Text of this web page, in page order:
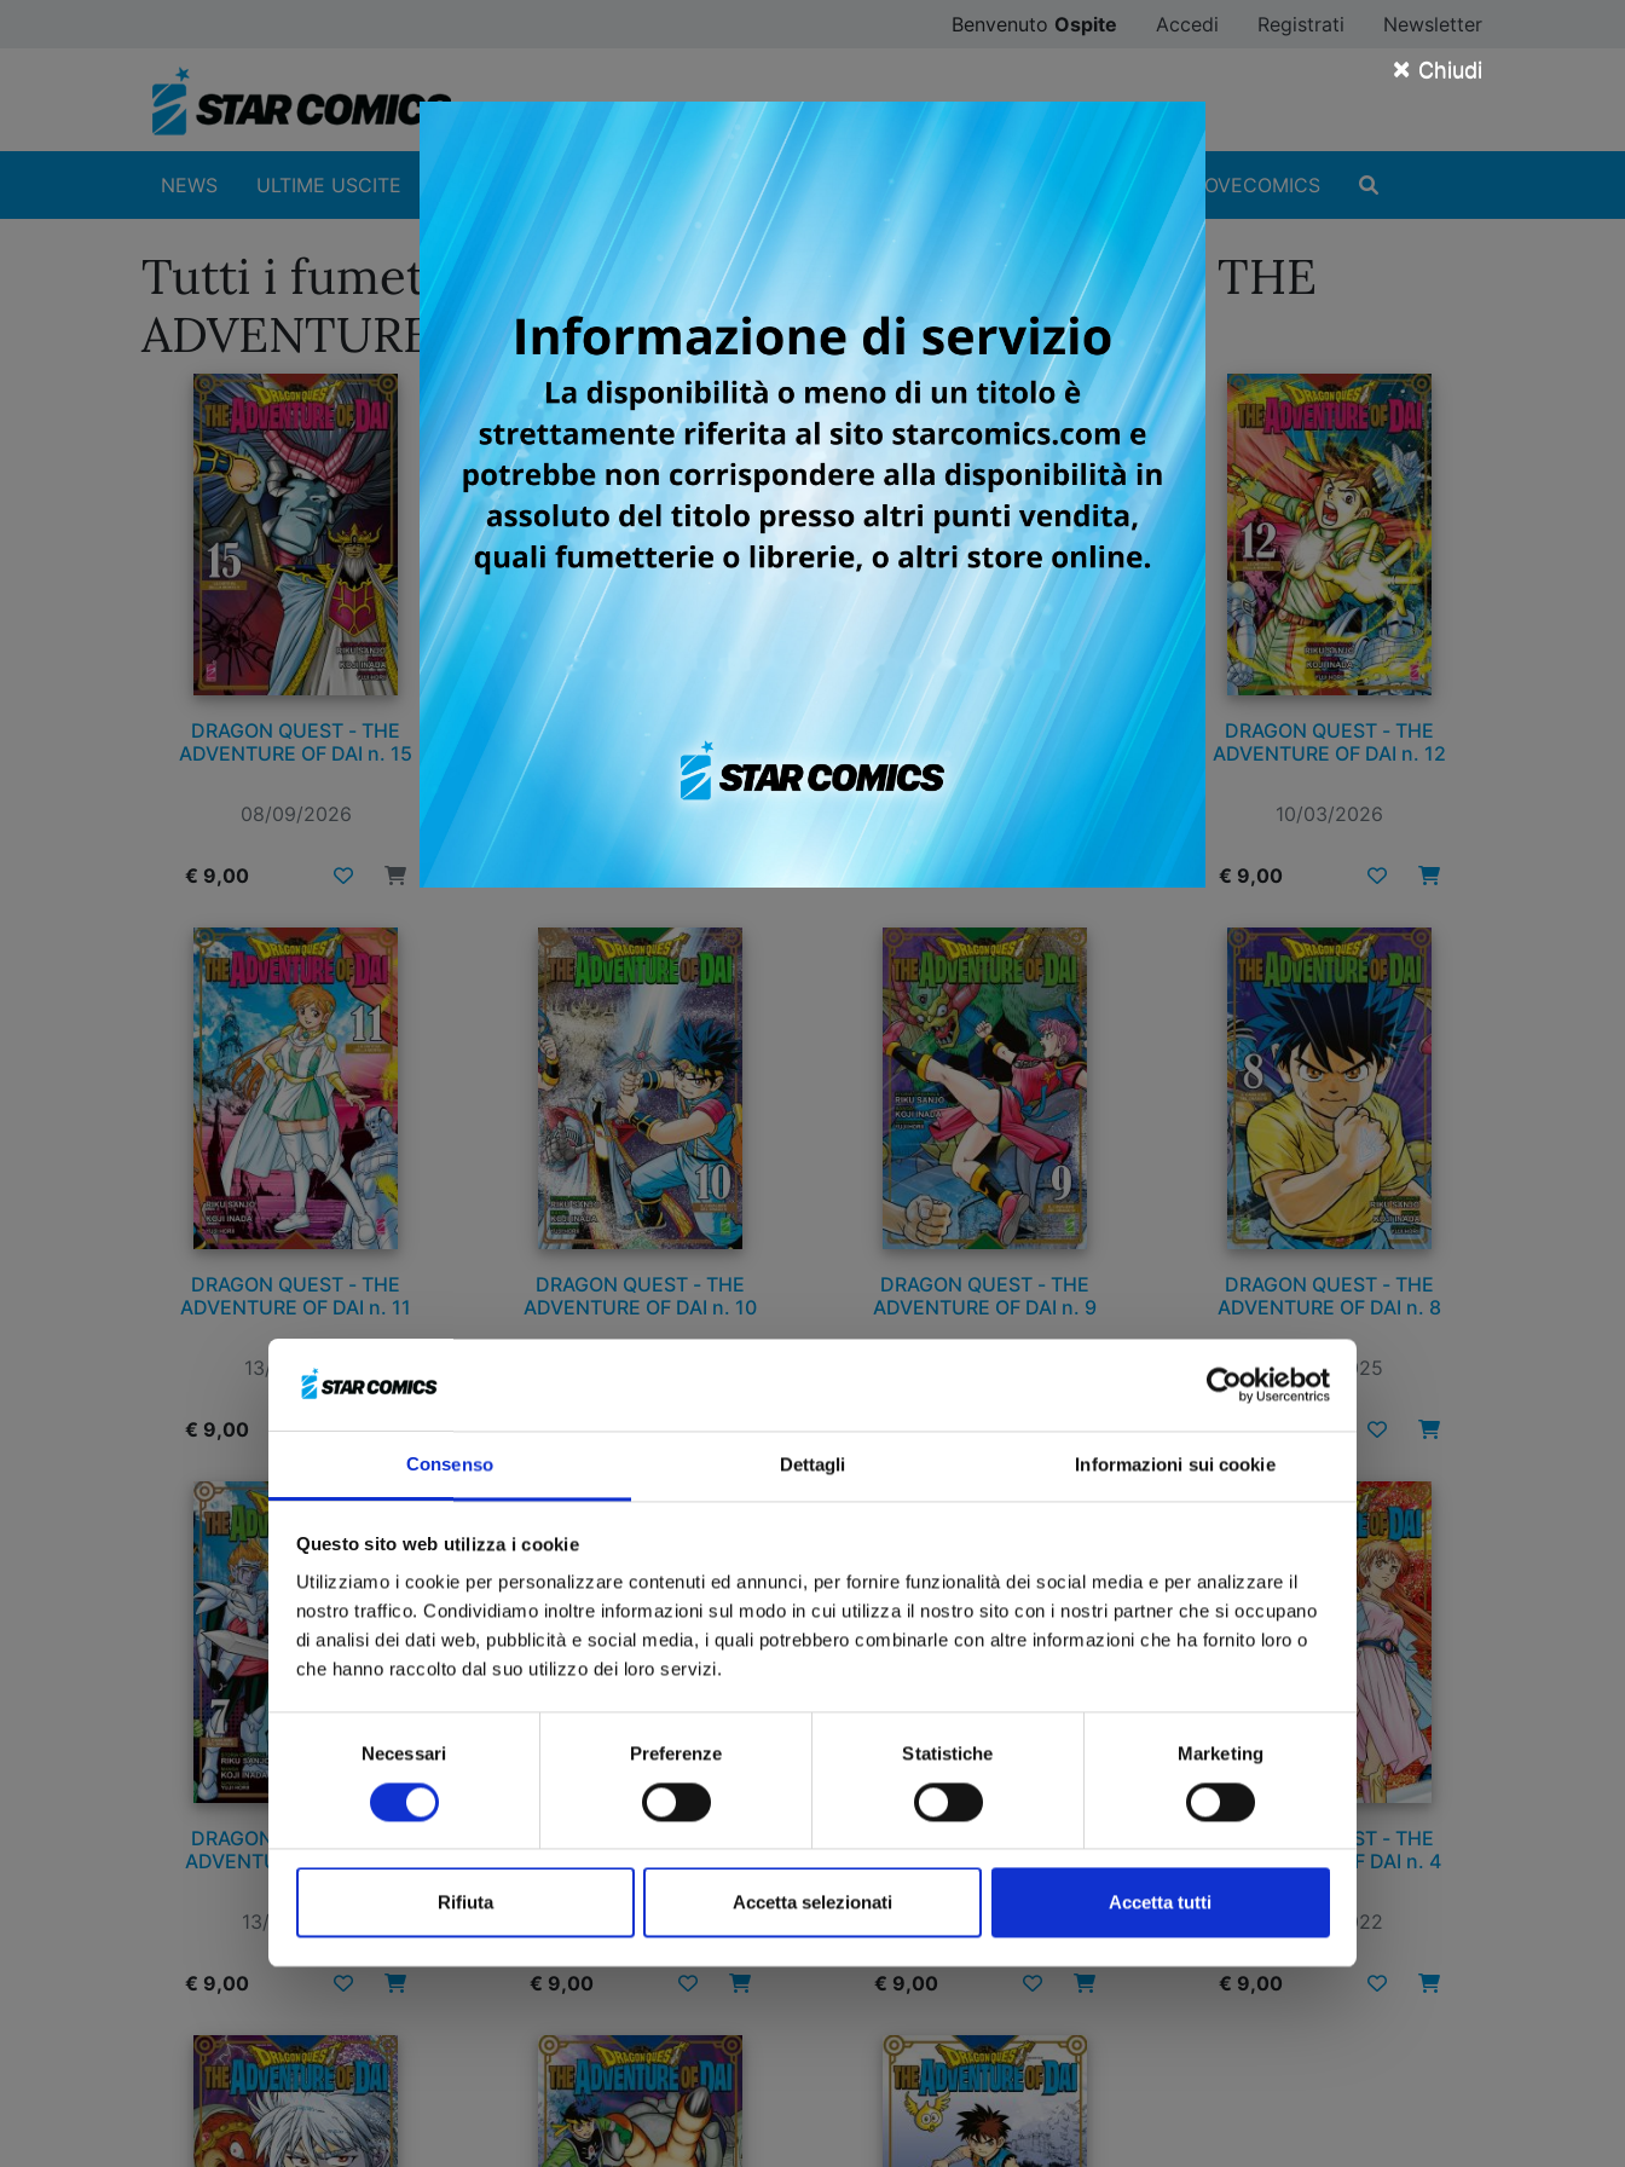
Consenso Dettagli Informazioni sui cookie
Questo sito web utilizza i cookie
Utilizziamo i cookie per personalizzare contenuti ed annunci, per fornire funzionalità dei social media e per analizzare il
nostro traffico. Condividiamo inoltre informazioni sul modo in cui utilizza il nostro sito con i nostri partner che si occupano
di analisi dei dati web, pubblicità e social media, i quali potrebbero combinarle con altre informazioni che ha fornito loro o
che hanno raccolto dal suo utilizzo dei loro servizi.
Selezione
del
consenso
Necessari Preferenze Statistiche Marketing
Rifiuta Accetta selezionati Accetta tutti
× Chiudi
Benvenuto Ospite Accedi Registrati Newsletter
NEWS ULTIME USCITE CATALOGO SFOGLIA ONLINE DIGISTAR #ILOVEMANGA #ILOVECOMICS
Tutti i fumetti per la testata DRAGON QUEST - THE
ADVENTURE OF DAI
DRAGON QUEST - THE
ADVENTURE OF DAI n. 15
08/09/2026
€ 9,00
DRAGON QUEST - THE
ADVENTURE OF DAI n. 14
25/08/2026
DRAGON QUEST - THE
ADVENTURE OF DAI n. 13
05/05/2026
€ 9,00
DRAGON QUEST - THE
ADVENTURE OF DAI n. 12
10/03/2026
€ 9,00
DRAGON QUEST - THE
ADVENTURE OF DAI n. 11
13/01/2026
€ 9,00
DRAGON QUEST - THE
ADVENTURE OF DAI n. 10
€ 9,00
DRAGON QUEST - THE
ADVENTURE OF DAI n. 9
€ 9,00
DRAGON QUEST - THE
ADVENTURE OF DAI n. 8
01/07/2025
€ 9,00
DRAGON QUEST - THE
ADVENTURE OF DAI n. 7
13/05/2025
€ 9,00
ADVENTURE OF DAI n. 6
€ 9,00
ADVENTURE OF DAI n. 5
€ 9,00
DRAGON QUEST - THE
ADVENTURE OF DAI n. 4
16/02/2022
€ 9,00